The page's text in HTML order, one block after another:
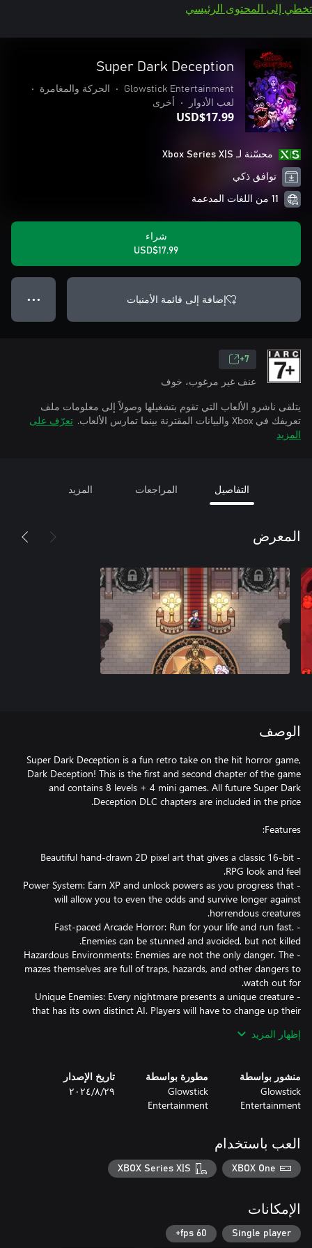
تخطي إلى المحتوى الرئيسي
Super Dark Deception
Glowstick Entertainment
• الحركة والمغامرة
•
لعب الأدوار
• أخرى
USD$17.99
محسّنة لـ Xbox Series X|S
توافق ذكي
11 من اللغات المدعمة
شراء
USD$17.99
إضافة إلى قائمة الأمنيات ● ● ●
7+
عنف غير مرغوب، خوف
يتلقى ناشرو الألعاب التي تقوم بتشغيلها وصولاً إلى معلومات ملف
تعريفك في Xbox والبيانات المقترنة بينما تمارس الألعاب.
تعرّف على
المزيد
التفاصيل المراجعات المزيد
المعرض
الوصف
Super Dark Deception is a fun retro take on the hit horror game,
Dark Deception! This is the first and second chapter of the game
and contains 8 levels + 4 mini games. All future Super Dark
- Beautiful hand-drawn 2D pixel art that gives a classic 16-bit
- Power System: Earn XP and unlock powers as you progress that
will allow you to even the odds and survive longer against
- Fast-paced Arcade Horror: Run for your life and run fast.
- Hazardous Environments: Enemies are not the only danger. The
mazes themselves are full of traps, hazards, and other dangers to
- Unique Enemies: Every nightmare presents a unique creature
that has its own distinct AI. Players will have to change up their
إظهار المزيد
منشور بواسطة
Glowstick
Entertainment
مطورة بواسطة
Glowstick
Entertainment
تاريخ الإصدار
٢٩‏/٨‏/٢٠٢٤
العب باستخدام
XBOX One
XBOX Series X|S
الإمكانات
Single player
60 fps+